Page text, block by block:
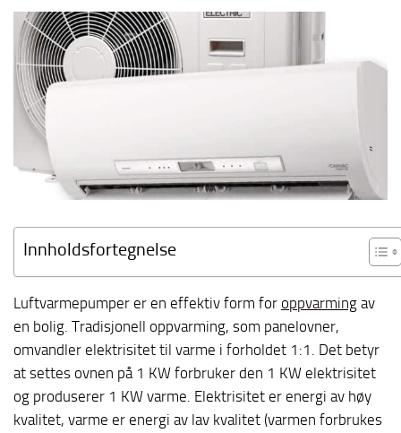
Innholdsfortegnelse
Luftvarmepumper er en effektiv form for oppvarming av
en bolig. Tradisjonell oppvarming, som panelovner,
omvandler elektrisitet til varme i forholdet 1:1. Det betyr
at settes ovnen på 1 KW forbruker den 1 KW elektrisitet
og produserer 1 KW varme. Elektrisitet er energi av høy
kvalitet, varme er energi av lav kvalitet (varmen forbrukes